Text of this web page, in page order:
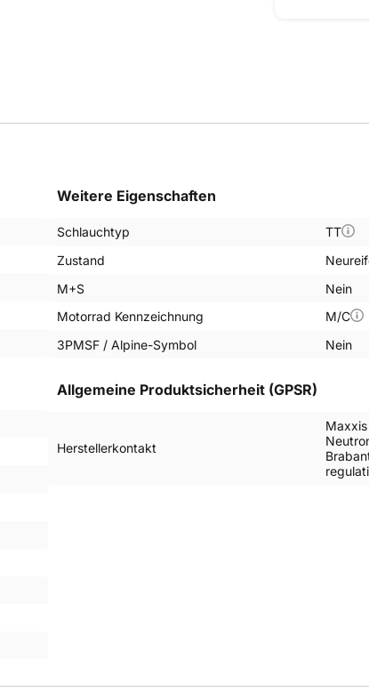
Weitere Eigenschaften
Schlauchtyp
TT
Zustand
M+S
Nein
Motorrad Kennzeichnung
M/C
3PMSF / Alpine-Symbol
Nein
Allgemeine Produktsicherheit (GPSR)
Herstellerkontakt